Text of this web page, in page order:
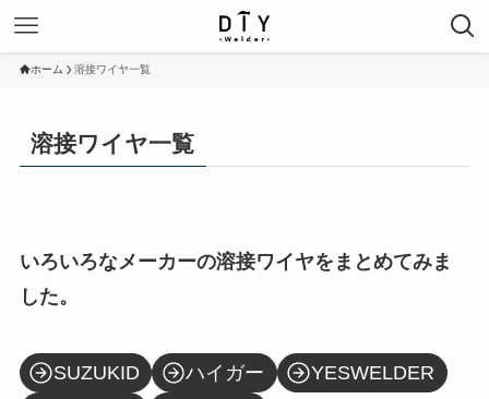
ホーム 溶接ワイヤ一覧
溶接ワイヤ一覧
いろいろなメーカーの溶接ワイヤをまとめてみま
した。
SUZUKID ハイガー
YESWELDER